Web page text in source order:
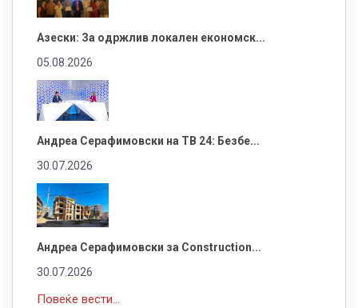
Азески: За одржлив локален економск...
05.08.2026
Андреа Серафимовски на ТВ 24: Безбе...
30.07.2026
Андреа Серафимовски за Construction...
30.07.2026
Повеќе вести...